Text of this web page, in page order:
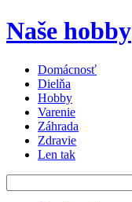
Naše hobby
Domácnosť
Dielňa
Hobby
Varenie
Záhrada
Zdravie
Len tak